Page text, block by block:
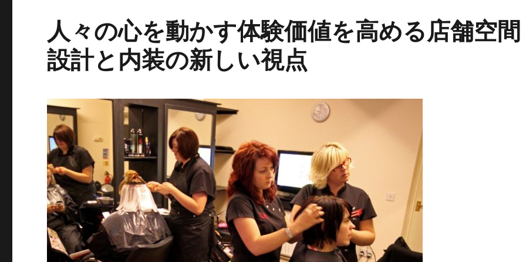
人々の心を動かす体験価値を高める店舗空間
設計と内装の新しい視点